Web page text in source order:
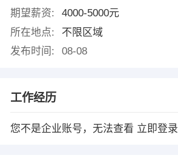
期望薪资:
4000-5000元
所在地点:
不限区域
发布时间:
08-08
工作经历
您不是企业账号，无法查看 立即登录